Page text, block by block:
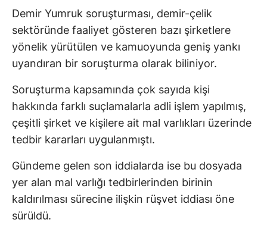
Demir Yumruk soruşturması, demir-çelik
sektöründe faaliyet gösteren bazı şirketlere
yönelik yürütülen ve kamuoyunda geniş yankı
uyandıran bir soruşturma olarak biliniyor.
Soruşturma kapsamında çok sayıda kişi
hakkında farklı suçlamalarla adli işlem yapılmış,
çeşitli şirket ve kişilere ait mal varlıkları üzerinde
tedbir kararları uygulanmıştı.
Gündeme gelen son iddialarda ise bu dosyada
yer alan mal varlığı tedbirlerinden birinin
kaldırılması sürecine ilişkin rüşvet iddiası öne
sürüldü.